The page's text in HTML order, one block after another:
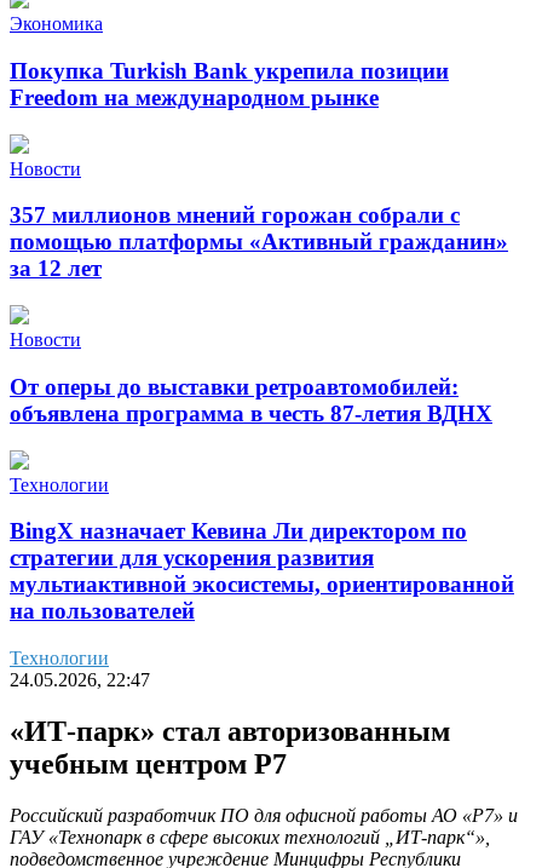
Экономика
Покупка Turkish Bank укрепила позиции
Freedom на международном рынке
Новости
357 миллионов мнений горожан собрали с
помощью платформы «Активный гражданин»
за 12 лет
Новости
От оперы до выставки ретроавтомобилей:
объявлена программа в честь 87-летия ВДНХ
Технологии
BingX назначает Кевина Ли директором по
стратегии для ускорения развития
мультиактивной экосистемы, ориентированной
на пользователей
Технологии
24.05.2026, 22:47
«ИТ-парк» стал авторизованным
учебным центром Р7
Российский разработчик ПО для офисной работы АО «Р7» и
ГАУ «Технопарк в сфере высоких технологий „ИТ-парк“»,
подведомственное учреждение Минцифры Республики